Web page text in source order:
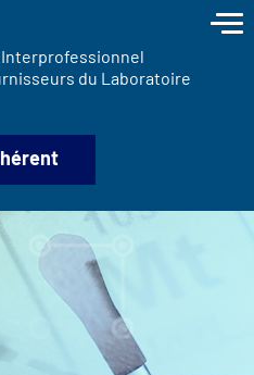
du Laboratoire